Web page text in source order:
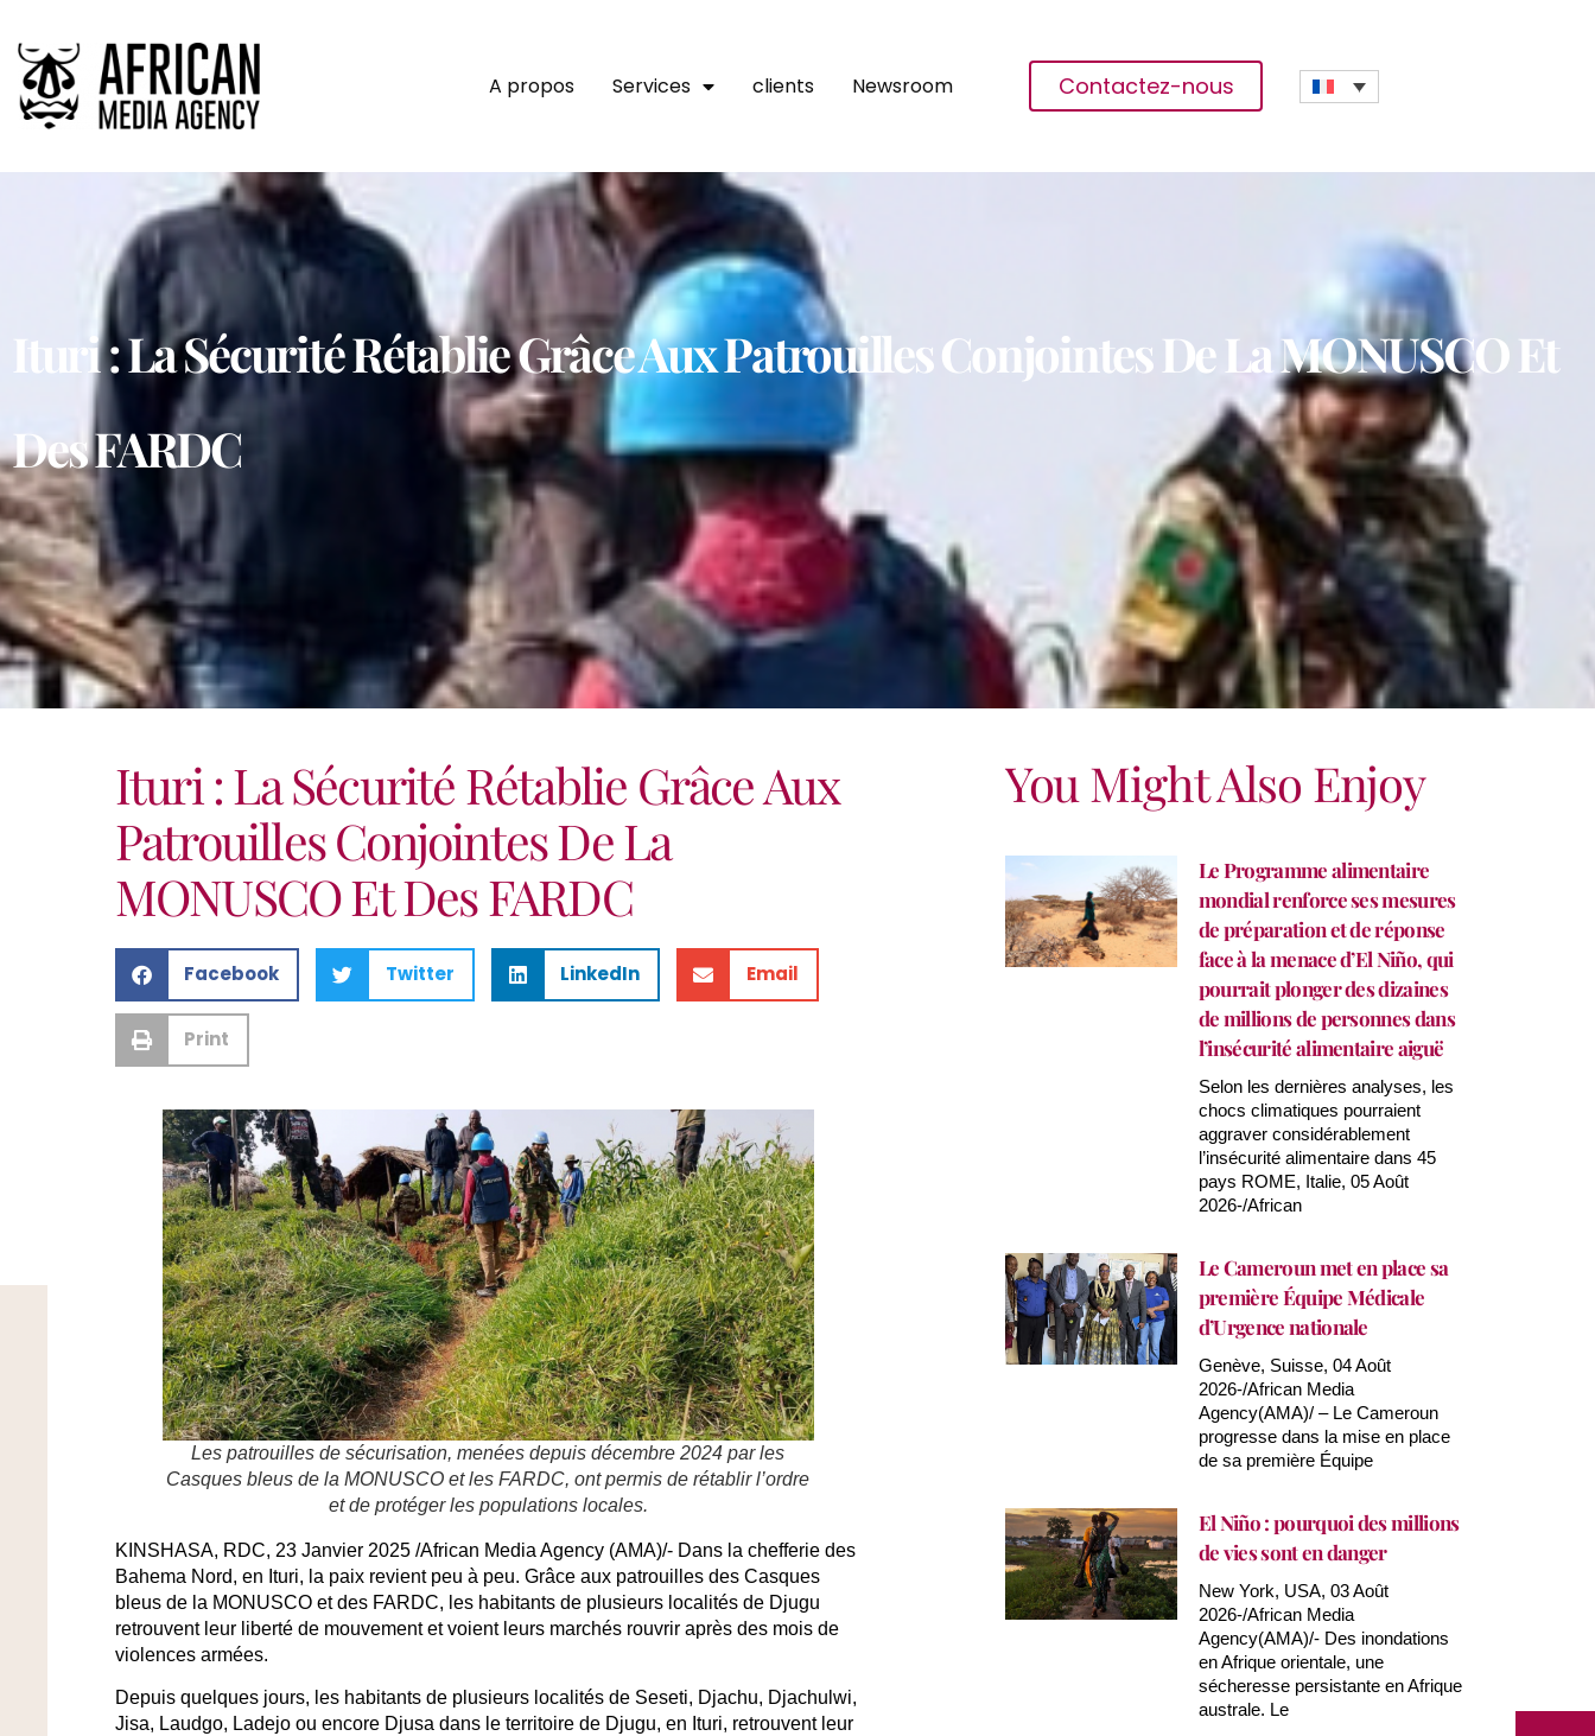
A propos Services clients Newsroom Contactez-nous
Ituri : La Sécurité Rétablie Grâce Aux Patrouilles Conjointes De La MONUSCO Et
Des FARDC
Ituri : La Sécurité Rétablie Grâce Aux
Patrouilles Conjointes De La
MONUSCO Et Des FARDC
Facebook Twitter LinkedIn Email
Print
Les patrouilles de sécurisation, menées depuis décembre 2024 par les
Casques bleus de la MONUSCO et les FARDC, ont permis de rétablir l’ordre
et de protéger les populations locales.
KINSHASA, RDC, 23 Janvier 2025 /African Media Agency (AMA)/- Dans la chefferie des
Bahema Nord, en Ituri, la paix revient peu à peu. Grâce aux patrouilles des Casques
bleus de la MONUSCO et des FARDC, les habitants de plusieurs localités de Djugu
retrouvent leur liberté de mouvement et voient leurs marchés rouvrir après des mois de
violences armées.
Depuis quelques jours, les habitants de plusieurs localités de Seseti, Djachu, Djachulwi,
Jisa, Laudgo, Ladejo ou encore Djusa dans le territoire de Djugu, en Ituri, retrouvent leur
You Might Also Enjoy
Le Programme alimentaire
mondial renforce ses mesures
de préparation et de réponse
face à la menace d’El Niño, qui
pourrait plonger des dizaines
de millions de personnes dans
l’insécurité alimentaire aiguë
Selon les dernières analyses, les
chocs climatiques pourraient
aggraver considérablement
l’insécurité alimentaire dans 45
pays ROME, Italie, 05 Août
2026-/African
Le Cameroun met en place sa
première Équipe Médicale
d’Urgence nationale
Genève, Suisse, 04 Août
2026-/African Media
Agency(AMA)/ – Le Cameroun
progresse dans la mise en place
de sa première Équipe
El Niño : pourquoi des millions
de vies sont en danger
New York, USA, 03 Août
2026-/African Media
Agency(AMA)/- Des inondations
en Afrique orientale, une
sécheresse persistante en Afrique
australe. Le